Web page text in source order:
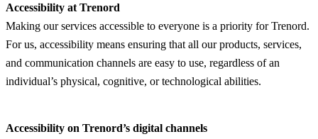
Accessibility at Trenord
Making our services accessible to everyone is a priority for Trenord.
For us, accessibility means ensuring that all our products, services,
and communication channels are easy to use, regardless of an
individual’s physical, cognitive, or technological abilities.
Accessibility on Trenord’s digital channels